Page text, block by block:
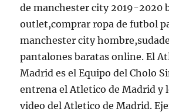
de manchester city 2019-2020
outlet,comprar ropa de futbol
manchester city
pantalones baratas online. El
Madrid es el Equipo del Cholo
entrena el Atletico de Madrid y
video del Atletico de Madrid.